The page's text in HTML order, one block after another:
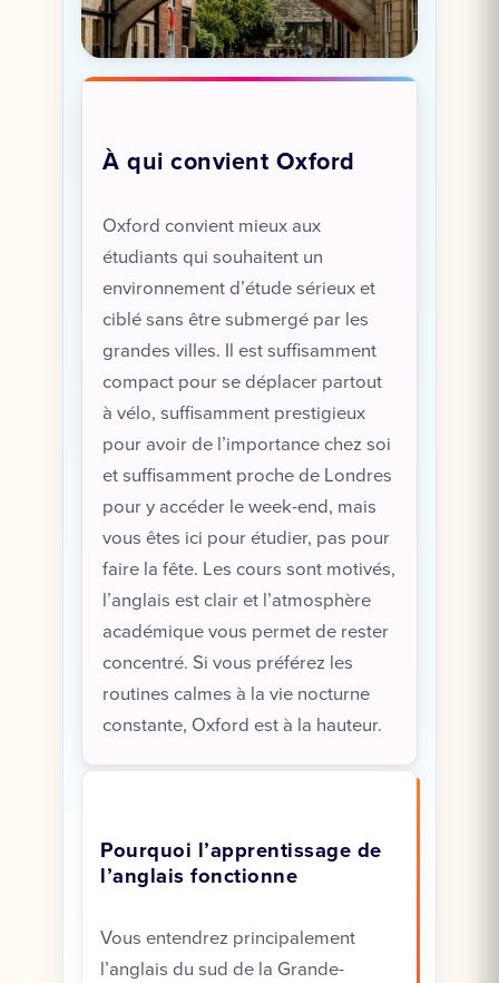
À qui convient Oxford
Oxford convient mieux aux
étudiants qui souhaitent un
environnement d’étude sérieux et
ciblé sans être submergé par les
grandes villes. Il est suffisamment
compact pour se déplacer partout
à vélo, suffisamment prestigieux
pour avoir de l’importance chez soi
et suffisamment proche de Londres
pour y accéder le week-end, mais
vous êtes ici pour étudier, pas pour
faire la fête. Les cours sont motivés,
l’anglais est clair et l’atmosphère
académique vous permet de rester
concentré. Si vous préférez les
routines calmes à la vie nocturne
constante, Oxford est à la hauteur.
Pourquoi l’apprentissage de
l’anglais fonctionne
Vous entendrez principalement
l’anglais du sud de la Grande-